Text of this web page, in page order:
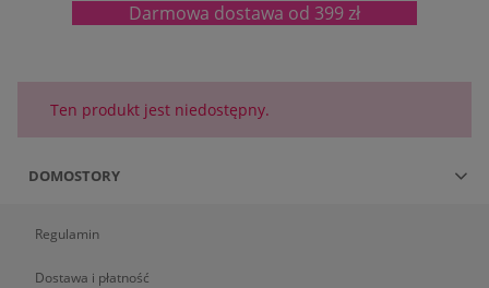
Darmowa dostawa od 399 zł
Ten produkt jest niedostępny.
DOMOSTORY
Regulamin
Dostawa i płatność